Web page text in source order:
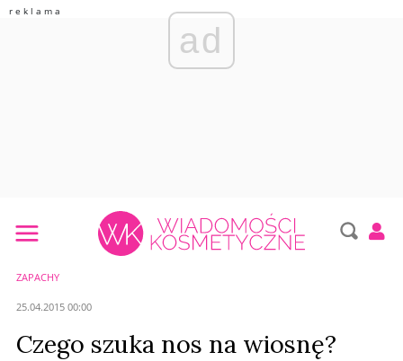
ad
ZAPACHY
25.04.2015 00:00
Czego szuka nos na wiosnę?